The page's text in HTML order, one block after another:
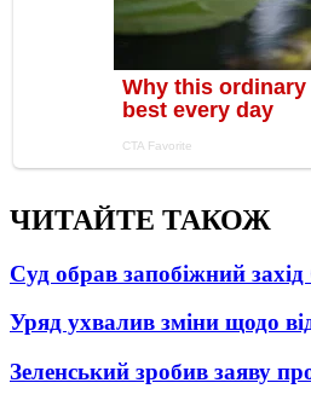
ЧИТАЙТЕ ТАКОЖ
Суд обрав запобіжний
Уряд ухвалив зміни щодо
Зеленський зробив заяву